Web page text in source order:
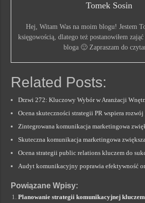
Tomek Sosin
Hej, Witam Was na moim blogu! Jestem
księgowością, dlatego też postanowiłem
bloga 🙂 Zapraszam do
Related Posts:
Drzwi 272: Kluczowy Wybór w Aranżacji
Ocena skuteczności strategii PR wspiera rozwój
Zintegrowana komunikacja marketingowa
Skuteczna komunikacja marketingowa
Ocena strategii public relations kluczem do
Audyt komunikacyjny poprawia efektywność
Powiązane Wpisy:
Planowanie strategii komunikacyjnej kluczem